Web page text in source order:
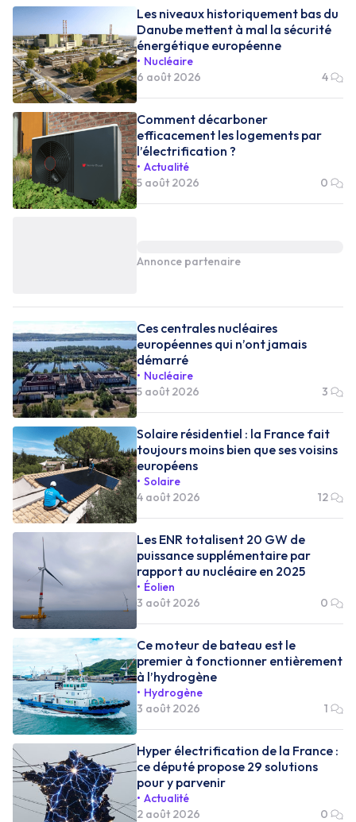
Les niveaux historiquement bas du
Danube mettent à mal la sécurité
énergétique européenne
Nucléaire
6 août 2026
4
Comment décarboner
efficacement les logements par
l’électrification ?
Actualité
5 août 2026
0
Annonce partenaire
Ces centrales nucléaires
européennes qui n’ont jamais
démarré
Nucléaire
5 août 2026
3
Solaire résidentiel : la France fait
toujours moins bien que ses voisins
européens
Solaire
4 août 2026
12
Les ENR totalisent 20 GW de
puissance supplémentaire par
rapport au nucléaire en 2025
Éolien
3 août 2026
0
Ce moteur de bateau est le
premier à fonctionner entièrement
à l’hydrogène
Hydrogène
3 août 2026
1
Hyper électrification de la France :
ce député propose 29 solutions
pour y parvenir
Actualité
2 août 2026
0